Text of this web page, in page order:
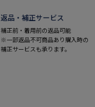
返品・補正サービス
補正前・着用前の返品可能
※一部返品不可商品あり購入時の
補正サービスも承ります。